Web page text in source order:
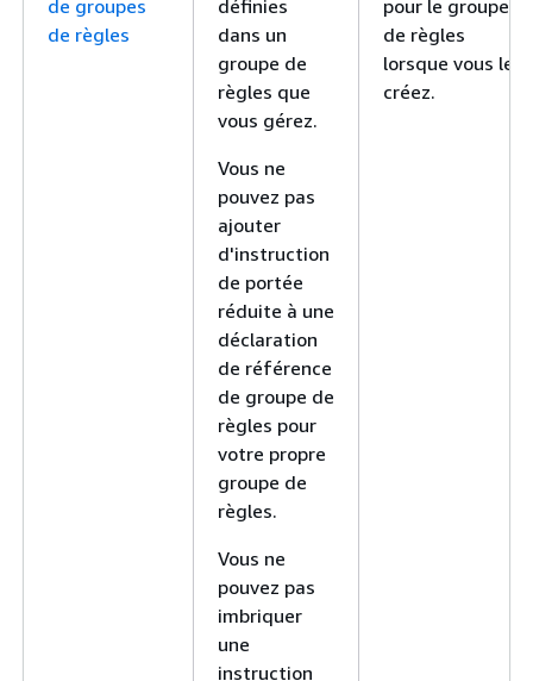
de groupes
de règles
définies
dans un
groupe de
règles que
vous gérez.
Vous ne
pouvez pas
ajouter
d'instruction
de portée
réduite à une
déclaration
de référence
de groupe de
règles pour
votre propre
groupe de
règles.
Vous ne
pouvez pas
imbriquer
une
instruction
pour le groupe
de règles
lorsque vous le
créez.